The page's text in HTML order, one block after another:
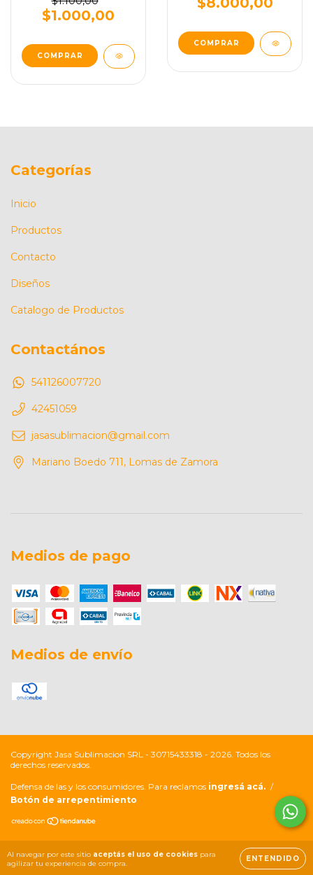
Al navegar por este sitio aceptás el uso de cookies para
agilizar tu experiencia de compra.
ENTENDIDO
$1.000,00
Categorías
Inicio
Productos
Contacto
Diseños
Catalogo de Productos
Contactános
541126007720
42451059
jasasublimacion@gmail.com
Mariano Boedo 711, Lomas de Zamora
Medios de pago
Medios de envío
Copyright Jasa Sublimacion SRL - 30715433318 - 2026. Todos los
derechos reservados.
Defensa de las y los consumidores. Para reclamos ingresá acá. /
Botón de arrepentimiento